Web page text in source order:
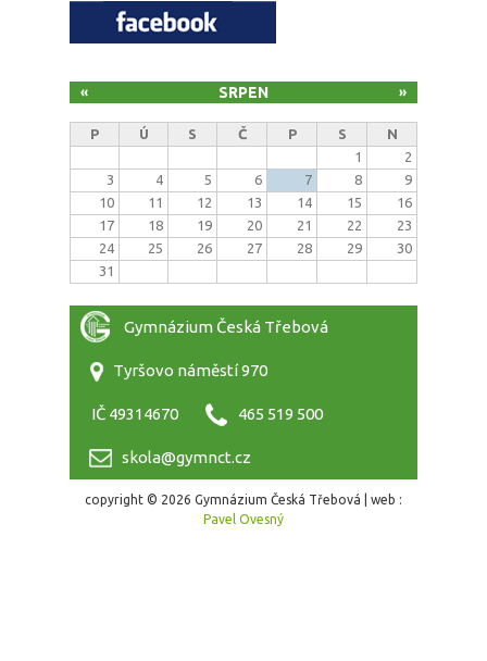
SRPEN
« »
P Ú S Č P S
N
1
2
3
4 5 6 7 8
9
10
11 12 13 14 15
16
17
18 19 20 21 22
23
24
25 26 27 28 29
30
31
Gymnázium Česká Třebová
Tyršovo náměstí 970
IČ 49314670 465 519 500
skola@gymnct.cz
copyright © 2026 Gymnázium Česká Třebová | web :
Pavel Ovesný